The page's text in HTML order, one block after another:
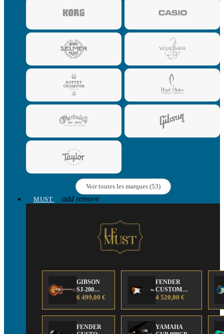
Voir toutes les marques (53)
MUST
add remove
GIBSON
SJ-200
Anniversary
Edition
6 499,00 €
FENDER
CUSTOM
SHOP Strat 63'
4 520,00 €
FENDER
YAMAHA